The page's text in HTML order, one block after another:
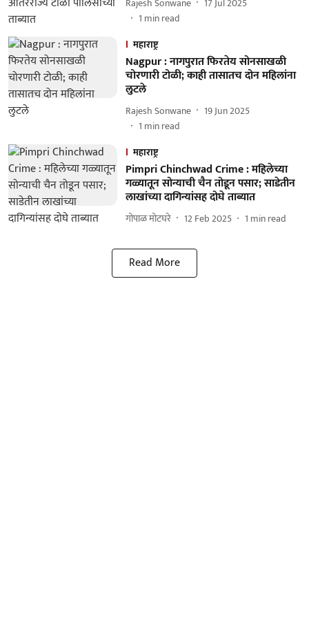
1 min read
महाराष्ट्र
Nagpur : नागपुरात फिरतेय सोनसाखळी
चोरणारी टोळी; काही तासातच दोन महिलांना
लुटले
Rajesh Sonwane
19 Jun 2025
1 min read
महाराष्ट्र
Pimpri Chinchwad Crime : महिलेच्या
गळ्यातून सोन्याची चैन तोडून पसार; साडेतीन
लाखांच्या दागिन्यांसह दोघे ताब्यात
गोपाळ मोटघरे 12 Feb 2025 1 min read
Read More